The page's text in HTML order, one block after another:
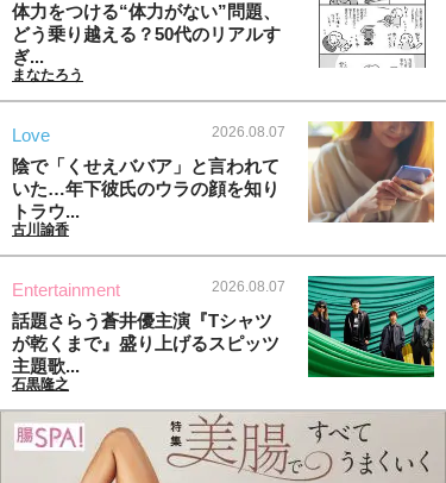
体力をつける“体力がない”問題、
どう乗り越える？50代のリアルす
ぎ...
まなたろう
Love 2026.08.07
陰で「くせえババア」と言われて
いた…年下彼氏のウラの顔を知り
トラウ...
古川諭香
Entertainment 2026.08.07
話題さらう蒼井優主演『Tシャツ
が乾くまで』盛り上げるスピッツ
主題歌...
石黒隆之